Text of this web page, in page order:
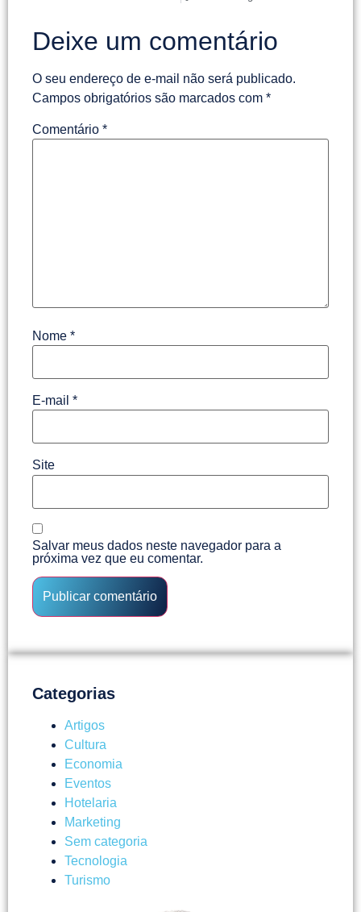
Deixe um comentário
O seu endereço de e-mail não será publicado.
Campos obrigatórios são marcados com *
Comentário *
Nome *
E-mail *
Site
Salvar meus dados neste navegador para a
próxima vez que eu comentar.
Categorias
Artigos
Cultura
Economia
Eventos
Hotelaria
Marketing
Sem categoria
Tecnologia
Turismo